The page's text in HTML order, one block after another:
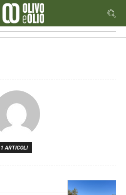
1 ARTICOLI